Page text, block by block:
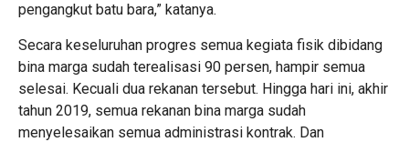
pengangkut batu bara,” katanya.
Secara keseluruhan progres semua kegiata fisik dibidang
bina marga sudah terealisasi 90 persen, hampir semua
selesai. Kecuali dua rekanan tersebut. Hingga hari ini, akhir
tahun 2019, semua rekanan bina marga sudah
menyelesaikan semua administrasi kontrak. Dan